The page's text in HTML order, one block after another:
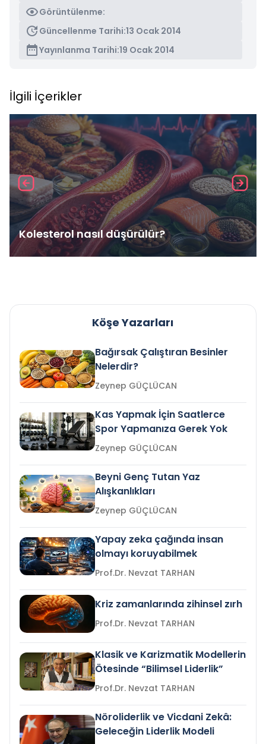
Görüntülenme:
Güncellenme Tarihi:13 Ocak 2014
Yayınlanma Tarihi:19 Ocak 2014
İlgili İçerikler
Kolesterol nasıl düşürülür?
Köşe Yazarları
Bağırsak Çalıştıran Besinler
Nelerdir?
Zeynep GÜÇLÜCAN
Kas Yapmak İçin Saatlerce
Spor Yapmanıza Gerek Yok
Zeynep GÜÇLÜCAN
Beyni Genç Tutan Yaz
Alışkanlıkları
Zeynep GÜÇLÜCAN
Yapay zeka çağında insan
olmayı koruyabilmek
Prof.Dr. Nevzat TARHAN
Kriz zamanlarında zihinsel zırh
Prof.Dr. Nevzat TARHAN
Klasik ve Karizmatik Modellerin
Ötesinde “Bilimsel Liderlik”
Prof.Dr. Nevzat TARHAN
Nöroliderlik ve Vicdani Zekâ:
Geleceğin Liderlik Modeli